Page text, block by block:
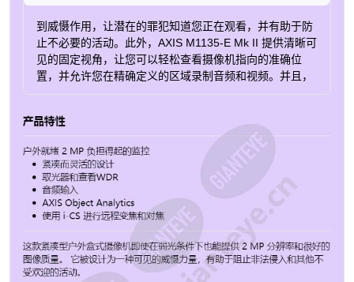
到威慑作用，让潜在的罪犯知道您正在观看，并有助于防
止不必要的活动。此外，AXIS M1135-E Mk II 提供清晰可
见的固定视角，让您可以轻松查看摄像机指向的准确位
置，并允许您在精确定义的区域录制音频和视频。并且，
号 AXIS M1135-E Mk II i-CS IN 02622-113 AXIS M1135-
E Mk II i-CS AR, AU, BR, CN, EU, JP, KR, UK, US
02622-001 AXIS M1135-E Mk II IN 02485-113 AXIS
M1135-E Mk II AR, AU, BR, CN, EU, JP, KR, UK, US
02485-001 觅光者 觅光者 最低照度/感光度（彩色）* 0.1
/ 0.17 lux 最低照度/感光度（黑白）* 0.02 / 0.03 lux 图像
传感器 CMOS 图像传感器大小 1/2.9" 宽动态范围 法医
WDR 最大视频分辨率 1920x1080 每秒最大帧数 30 焦距*
3-10.5 / 3.5 - 10 mm 水平视场* 90-33 / 101-33 ° 垂直视
场* 49-19 / 53-18 ° 镜头接口 CS 可更换镜头 是